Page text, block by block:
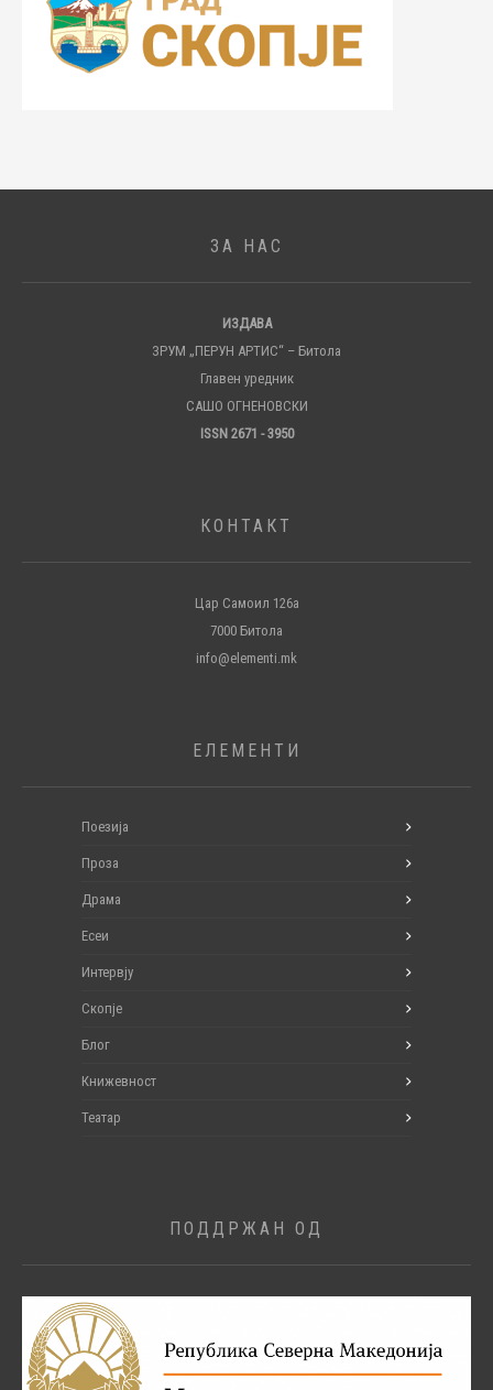
ЗА НАС
ИЗДАВА
ЗРУМ „ПЕРУН АРТИС“ – Битола
Главен уредник
САШО ОГНЕНОВСКИ
ISSN 2671 - 3950
КОНТАКТ
Цар Самоил 126а
7000 Битола
info@elementi.mk
ЕЛЕМЕНТИ
Поезија
Проза
Драма
Есеи
Интервју
Скопје
Блог
Книжевност
Театар
ПОДДРЖАН ОД